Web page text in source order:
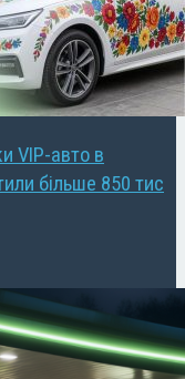
VIP-авто в
більше 850 тис